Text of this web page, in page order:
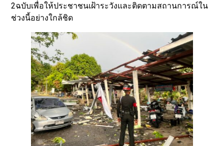
2ฉบับเพื่อให้ประชาชนเฝ้าระวังและติดตามสถานการณ์ใน
ช่วงนี้อย่างใกล้ชิด